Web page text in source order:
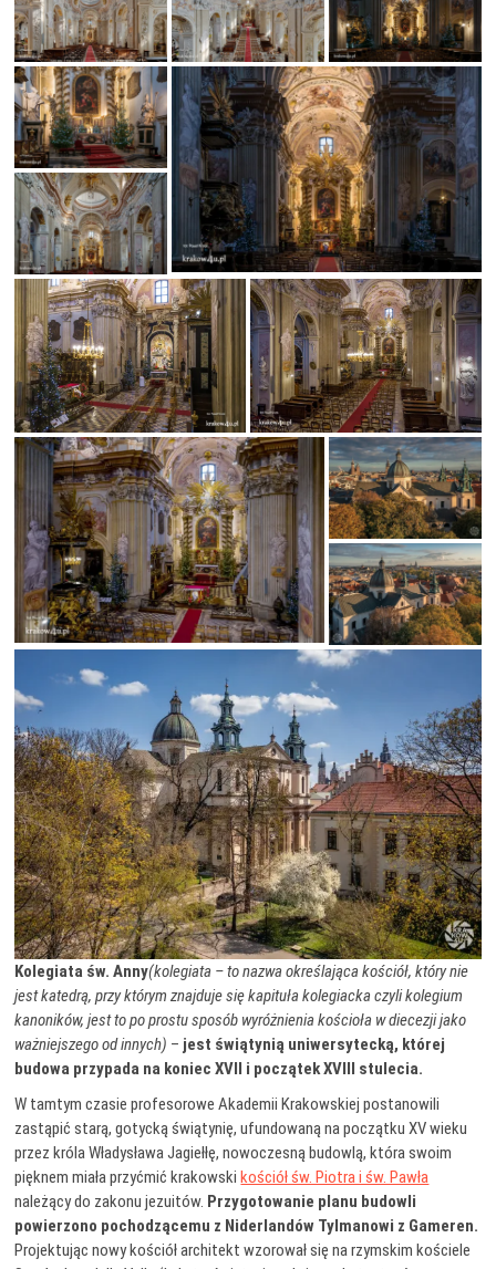
Kolegiata św. Anny(kolegiata – to nazwa określająca kościół, który nie
jest katedrą, przy którym znajduje się kapituła kolegiacka czyli kolegium
kanoników, jest to po prostu sposób wyróżnienia kościoła w diecezji jako
ważniejszego od innych) – jest świątynią uniwersytecką, której
budowa przypada na koniec XVII i początek XVIII stulecia.
W tamtym czasie profesorowe Akademii Krakowskiej postanowili
zastąpić starą, gotycką świątynię, ufundowaną na początku XV wieku
przez króla Władysława Jagiełłę, nowoczesną budowlą, która swoim
pięknem miała przyćmić krakowskikościół św. Piotra i św. Pawła
należący do zakonu jezuitów. Przygotowanie planu budowli
powierzono pochodzącemu z Niderlandów Tylmanowi z Gameren.
Projektując nowy kościół architekt wzorował się na rzymskim kościele